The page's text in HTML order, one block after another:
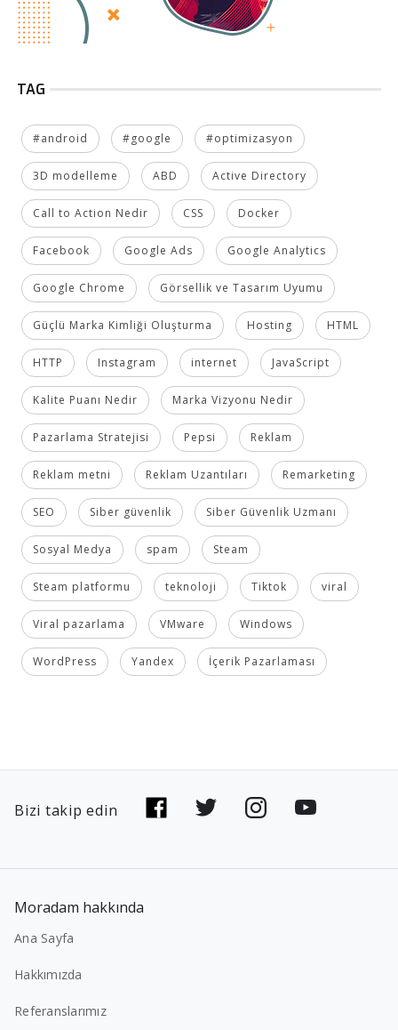
TAG
#android #google #optimizasyon
3D modelleme ABD Active Directory
Call to Action Nedir CSS Docker
Facebook Google Ads Google Analytics
Google Chrome Görsellik ve Tasarım Uyumu
Güçlü Marka Kimliği Oluşturma Hosting HTML
HTTP Instagram internet JavaScript
Kalite Puanı Nedir Marka Vizyonu Nedir
Pazarlama Stratejisi Pepsi Reklam
Reklam metni Reklam Uzantıları Remarketing
SEO Siber güvenlik Siber Güvenlik Uzmanı
Sosyal Medya spam Steam
Steam platformu teknoloji Tiktok viral
Viral pazarlama VMware Windows
WordPress Yandex İçerik Pazarlaması
Bizi takip edin
Moradam hakkında
Ana Sayfa
Hakkımızda
Referanslarımız